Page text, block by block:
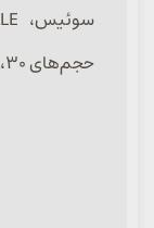
حجم‌های ۳۰، ۵۰ و ۱۰۰ میل ارائه می‌شود.